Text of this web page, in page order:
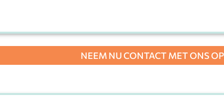
NEEM NU CONTACT MET ONS